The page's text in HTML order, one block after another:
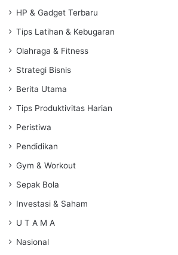
HP & Gadget Terbaru
Tips Latihan & Kebugaran
Olahraga & Fitness
Strategi Bisnis
Berita Utama
Tips Produktivitas Harian
Peristiwa
Pendidikan
Gym & Workout
Sepak Bola
Investasi & Saham
U T A M A
Nasional